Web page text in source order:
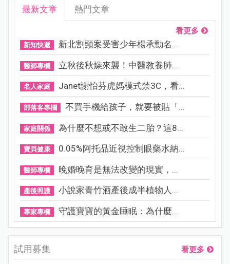
最新文章 熱門文章
看更多
新知快遞 新北割頸案受害少年楊承勳名...
醫師專欄 立秋後秋燥來襲！中醫教養肺...
名人家庭 Janet謝怡芬虎媽模式禁3C，看...
部落客專欄 不買手機給孩子，就要被貼「...
家庭關係 為什麼不想或不敢生二胎？這8...
寶貝健康 0.05%阿托品近視控制眼藥水納...
醫師專欄 晚婚晚育是無法改變的現實，...
產後照護 小說家青竹酒產後成半植物人...
專家專欄 守護寶寶的黃金睡眠：為什麼...
試用募集 看更多